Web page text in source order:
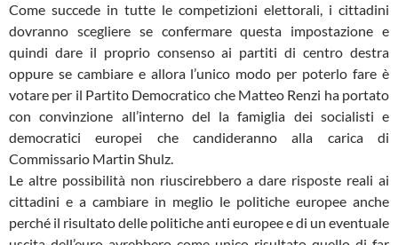
Come succede in tutte le competizioni elettorali, i cittadini
dovranno scegliere se confermare questa impostazione e
quindi dare il proprio consenso ai partiti di centro destra
oppure se cambiare e allora l’unico modo per poterlo fare è
votare per il Partito Democratico che Matteo Renzi ha portato
con convinzione all’interno del la famiglia dei socialisti e
democratici europei che candideranno alla carica di
Commissario Martin Shulz.
Le altre possibilità non riuscirebbero a dare risposte reali ai
cittadini e a cambiare in meglio le politiche europee anche
perché il risultato delle politiche anti europee e di un eventuale